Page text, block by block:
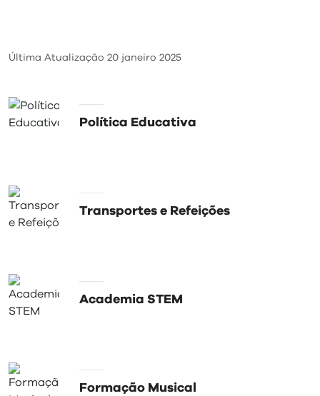
visit
Última Atualização 20 janeiro 2025
Política Educativa
Transportes e Refeições
Academia STEM
Formação Musical